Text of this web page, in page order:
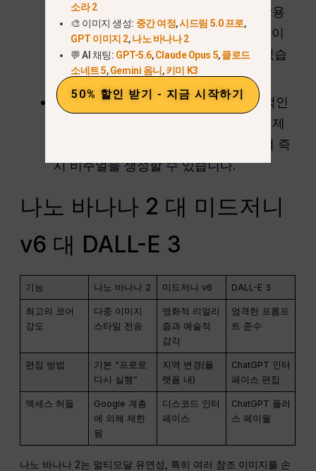
프로 요금제 $10.8
, 를 사용하면 동영상용
Sora 2 Pro 및 Veo 3.1을 포함한 100개 이
상의 모델에 무제한으로 액세스할 수 있습
니다.
지역 잠금 없음:GPT-5.2를 통해 창의적인
아이디어를 제안하고 VPN이나 지리적 제
한 없이 최고의 이미지 모델을 사용하여 즉
시 비주얼을 생성할 수 있습니다.
나노 바나나 2 대 미드저니
v6 대 DALL-E 3
기능 나노 바나나 2 미드저니 v6 DALL-E 3
최고의 코어
강도
다중 이미지
스타일 전송
영화적 리얼리
즘과 예술적
감각
엄격한 프롬프
트 준수
편집 방법
기본 “프로로
다시 실행”
지역 변경(플
랫폼 내)
ChatGPT 인터
페이스 편집
액세스 허들
Google 계층
에 의해 제한
됨
디스코드 인터
페이스
ChatGPT 플러
스 페이월
나노 바나나 2는 멀티모달 유연성, 특히 여러 참조 이미지를 손
소라 2
🎨 이미지 생성: 중간 여정,시드림 5.0 프로,
GPT 이미지 2,나노 바나나 2
💬 AI 채팅: GPT-5.6,Claude Opus 5,클로드
소네트 5,Gemini 옴니,키미 K3
50% 할인 받기 - 지금 시작하기